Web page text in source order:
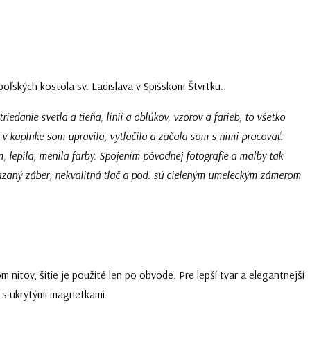
kostola sv. Ladislava v Spišskom Štvrtku.
svetla a tieňa, línií a oblúkov, vzorov a farieb, to všetko
kaplnke som upravila, vytlačila a začala som s nimi pracovať.
menila farby. Spojením pôvodnej fotografie a maľby tak
záber, nekvalitná tlač a pod. sú cieleným umeleckým zámerom
nitov, šitie je použité len po obvode. Pre lepší tvar a elegantnejší
ukrytými magnetkami.